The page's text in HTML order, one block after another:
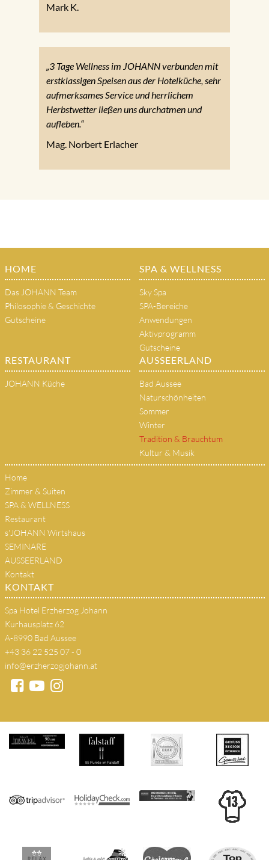
Mark K.
„3 Tage Wellness im JOHANN verbunden mit
erstklassigen Speisen aus der Hotelküche, sehr
aufmerksames Service und herrlichem
Herbstwetter ließen uns durchatmen und
aufleben.“
Mag. Norbert Erlacher
HOME
Das JOHANN Team
Philosophie & Geschichte
Gutscheine
SPA & WELLNESS
Sky Spa
SPA-Bereiche
Anwendungen
Aktivprogramm
Gutscheine
RESTAURANT
JOHANN Küche
AUSSEERLAND
Bad Aussee
Naturschönheiten
Sommer
Winter
Tradition & Brauchtum
Kultur & Musik
Home
Zimmer & Suiten
SPA & WELLNESS
Restaurant
s'JOHANN Wirtshaus
SEMINARE
AUSSEERLAND
Kontakt
KONTAKT
Spa Hotel Erzherzog Johann
Kurhausplatz 62
A-8990 Bad Aussee
+43 36 22 525 07 - 0
info@erzherzogjohann.at